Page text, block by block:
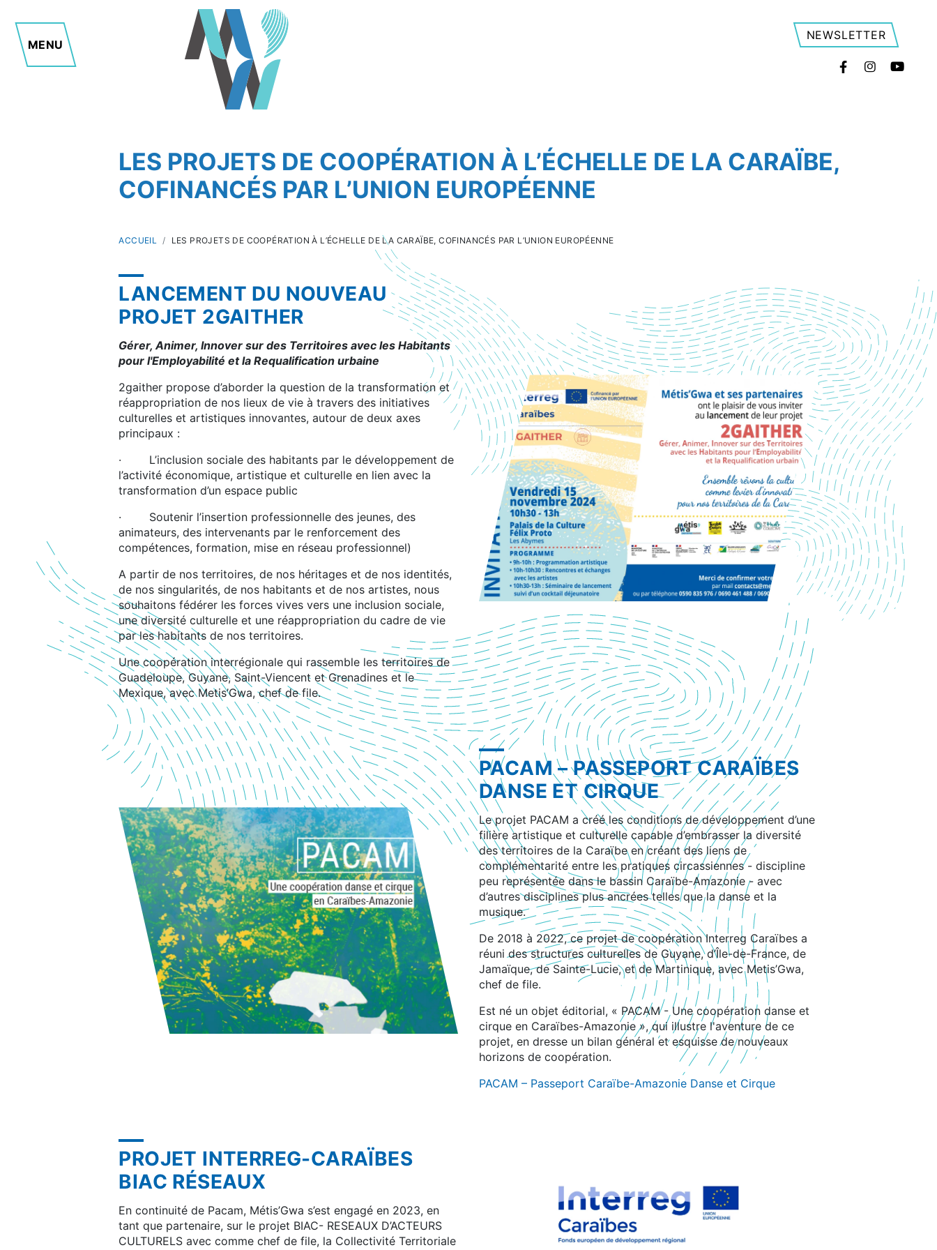
MENU
NEWSLETTER
FacebookInstagram
LES PROJETS DE COOPÉRATION À L’ÉCHELLE DE LA CARAÏBE,
COFINANCÉS PAR L’UNION EUROPÉENNE
ACCUEIL LES PROJETS DE COOPÉRATION À L’ÉCHELLE DE LA CARAÏBE, COFINANCÉS PAR L’UNION EUROPÉENNE
LANCEMENT DU NOUVEAU
PROJET 2GAITHER
Gérer, Animer, Innover sur des Territoires avec les Habitants
pour l'Employabilité et la Requalification urbaine
2gaither propose d’aborder la question de la transformation et
réappropriation de nos lieux de vie à travers des initiatives
culturelles et artistiques innovantes, autour de deux axes
principaux :
· L’inclusion sociale des habitants par le développement de
l’activité économique, artistique et culturelle en lien avec la
transformation d’un espace public
· Soutenir l’insertion professionnelle des jeunes, des
animateurs, des intervenants par le renforcement des
compétences, formation, mise en réseau professionnel)
A partir de nos territoires, de nos héritages et de nos identités,
de nos singularités, de nos habitants et de nos artistes, nous
souhaitons fédérer les forces vives vers une inclusion sociale,
une diversité culturelle et une réappropriation du cadre de vie
par les habitants de nos territoires.
Une coopération interrégionale qui rassemble les territoires de
Guadeloupe, Guyane, Saint-Viencent et Grenadines et le
Mexique, avec Metis’Gwa, chef de file.
PACAM – PASSEPORT CARAÏBES
DANSE ET CIRQUE
Le projet PACAM a créé les conditions de développement d’une
filière artistique et culturelle capable d’embrasser la diversité
des territoires de la Caraïbe en créant des liens de
complémentarité entre les pratiques circassiennes - discipline
peu représentée dans le bassin Caraïbe-Amazonie - avec
d’autres disciplines plus ancrées telles que la danse et la
musique.
De 2018 à 2022, ce projet de coopération Interreg Caraïbes a
réuni des structures culturelles de Guyane, d’Île-de-France, de
Jamaïque, de Sainte-Lucie, et de Martinique, avec Metis’Gwa,
chef de file.
Est né un objet éditorial, « PACAM - Une coopération danse et
cirque en Caraïbes-Amazonie », qui illustre l'aventure de ce
projet, en dresse un bilan général et esquisse de nouveaux
horizons de coopération.
PACAM – Passeport Caraïbe-Amazonie Danse et Cirque
PROJET INTERREG-CARAÏBES
BIAC RÉSEAUX
En continuité de Pacam, Métis’Gwa s’est engagé en 2023, en
tant que partenaire, sur le projet BIAC- RESEAUX D’ACTEURS
CULTURELS avec comme chef de file, la Collectivité Territoriale